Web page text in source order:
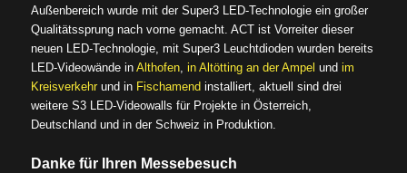
Außenbereich wurde mit der Super3 LED-Technologie ein großer
Qualitätssprung nach vorne gemacht. ACT ist Vorreiter dieser
neuen LED-Technologie, mit Super3 Leuchtdioden wurden bereits
LED-Videowände in Althofen, in Altötting an der Ampel und im
Kreisverkehrund in Fischamendinstalliert, aktuell sind drei
weitere S3 LED-Videowalls für Projekte in Österreich,
Deutschland und in der Schweiz in Produktion.
Danke für Ihren Messebesuch